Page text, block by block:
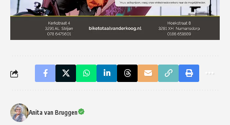
Anita van Bruggen